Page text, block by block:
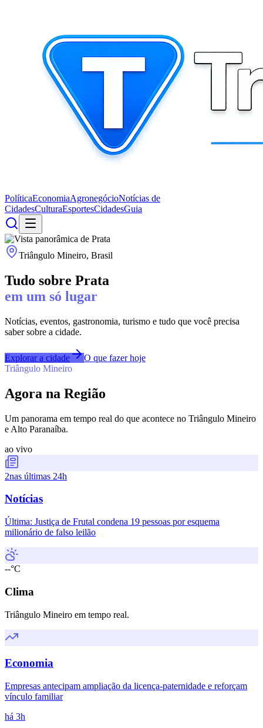
PolíticaEconomiaAgronegócioNotícias de
CidadesCulturaEsportesCidadesGuia
Triângulo Mineiro, Brasil
Tudo sobre Prata
em um só lugar
Notícias, eventos, gastronomia, turismo e tudo que você precisa
saber sobre a cidade.
Explorar a cidade
O que fazer hoje
Triângulo Mineiro
Agora na Região
Um panorama em tempo real do que acontece no Triângulo Mineiro
e Alto Paranaíba.
ao vivo
2nas últimas 24h
Notícias
Última: Justiça de Frutal condena 19 pessoas por esquema
milionário de falso leilão
--°C
Clima
Triângulo Mineiro em tempo real.
Economia
Empresas antecipam ampliação da licença-paternidade e reforçam
vínculo familiar
há 3h